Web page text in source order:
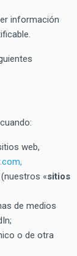
información
web,
«sitios
de medios
o de otra